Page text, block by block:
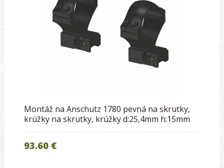
Montáž na Anschutz 1780 pevná na skrutky,
krúžky na skrutky, krúžky d:25,4mm h:15mm
93.60 €